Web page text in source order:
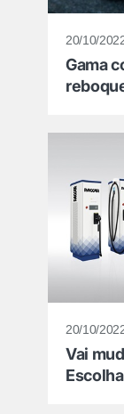
20/10/
Gama
20/10/
Vai